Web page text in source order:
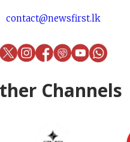
contact@newsfirst.lk
Channels